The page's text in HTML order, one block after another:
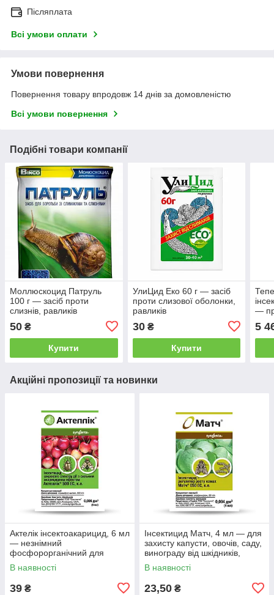
Післяплата
Всі умови оплати
Умови повернення
Повернення товару впродовж 14 днів за домовленістю
Всі умови повернення
Подібні товари компанії
Моллюскоцид Патруль
100 г — засіб проти
слизнів, равликів
50 ₴
Купити
УлиЦид Еко 60 г — засіб
проти слизової оболонки,
равликів
30₴
Купити
—
5
Акційні пропозиції та новинки
Актелік інсектоакарицид, 6 мл
— незнімний
фосфорорганічний для
знищення шкідників,
Syngenta
В наявності
39 ₴
Інсектицид Матч, 4 мл — для
захисту капусти, овочів, саду,
винограду від шкідників,
В наявності
23,50 ₴